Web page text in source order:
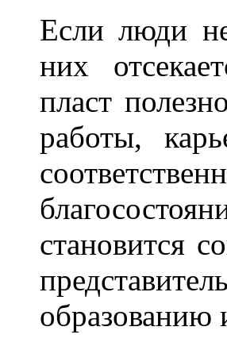
Если люди
них
пласт
работы,
становится
образованию